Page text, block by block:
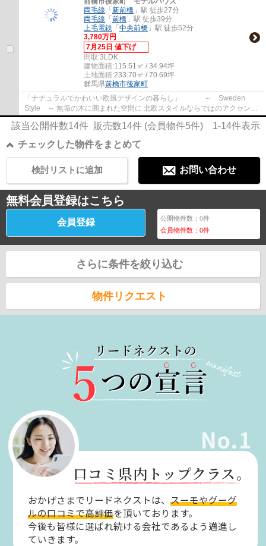
両毛線 「 新前橋 」駅 徒歩27分
両毛線 「 前橋 」駅 徒歩39分
上毛電鉄 「 中央前橋 」駅 徒歩52分
3,780万円
7月25日 値下げ
間取:3LDK
建物面積:115.51㎡ / 34.94坪
土地面積:233.70㎡ / 70.69坪
群馬県前橋市後家町
「ナチュラルでかわいい欧風デザインの暮らし」 ～ Sweden
Style ～ 無垢の木に囲まれた空間に 北欧スタイルならではのアクセント
クロスで 心も明るく。
該当公開件数14件 販売数14件 (会員物件5件) 1-14件表示
チェックした物件をまとめて
お問い合わせ
検討リストに追加
無料会員登録はこちら
会員登録 公開物件数：0件
会員物件数：0件
さらに条件を絞り込む
物件リクエスト
No.1
口コミ県内トップクラス。
おかげさまでリードネクストは、スーモやグーグ
ルの口コミで高評価を頂いております。
今後も皆様に選ばれ続ける会社であるよう邁進し
ていきます。